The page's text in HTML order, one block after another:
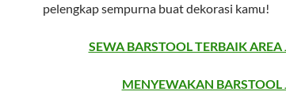
pelengkap sempurna buat dekorasi kamu!
SEWA BARSTOOL TERBAIK
MENYEWAKAN BARSTOOL